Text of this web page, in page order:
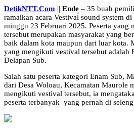
DetikNTT.Com || Ende – 35 buah
ramaikan acara Vestivaĺ sound system
minggu 23 Februari 2025. Peserta yang
tersebut merupakan masyarakat yang
baik dalam kota maupun dari luar kota.
yang mengikuti vestival tersebut adalah
Delapan Sub.
Salah satu peserta kategori Enam Sub,
dari Desa Woloau, Kecamatan Maurole
mengikuti vestival tersebut, ia
peserta terbanyak yang pernah di